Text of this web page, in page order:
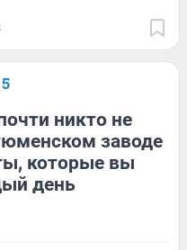
никто не
заводе
которые вы
день